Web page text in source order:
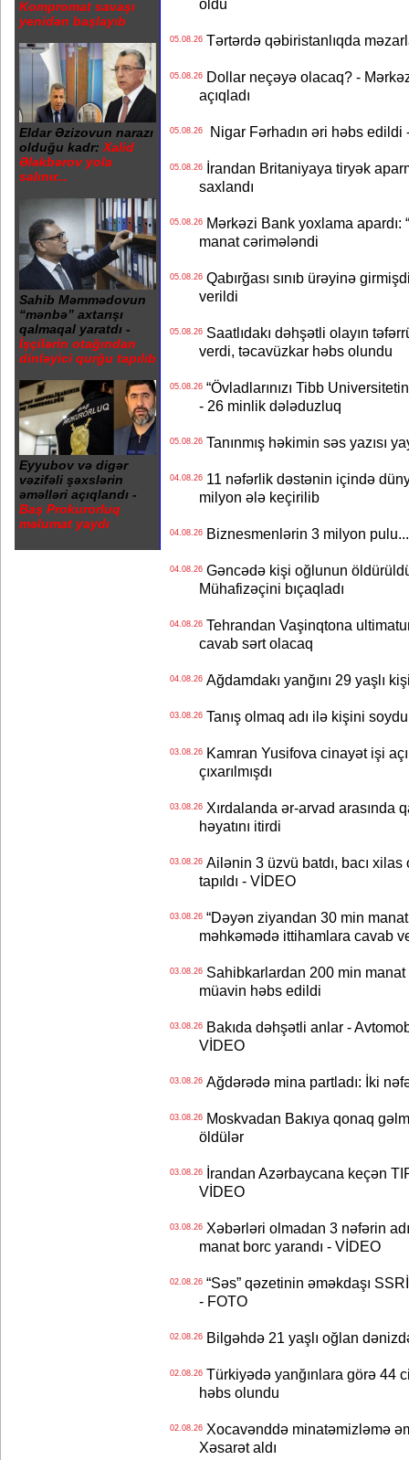
Kompromat savaşı
yenidən başlayıb
Eldar Əzizovun narazı
olduğu kadr: Xalid
Ələkbərov yola
salınır...
Sahib Məmmədovun
“mənbə” axtarışı
qalmaqal yaratdı -
İşçilərin otağından
dinləyici qurğu tapılıb
Eyyubov və digər
vəzifəli şəxslərin
əməlləri açıqlandı -
Baş Prokurorluq
məlumat yaydı
öldü
05.08.26Tərtərdə qəbiristanlıqda
05.08.26Dollar neçəyə olacaq? -
açıqladı
05.08.26Nigar Fərhadın əri həbs edildi
05.08.26İrandan Britaniyaya tiryək
saxlandı
05.08.26Mərkəzi Bank yoxlama apardı:
manat cərimələndi
05.08.26Qabırğası sınıb ürəyinə
verildi
05.08.26Saatlıdakı dəhşətli olayın
verdi, təcavüzkar həbs olundu
05.08.26“Övladlarınızı Tibb
- 26 minlik dələduzluq
05.08.26Tanınmış həkimin səs yazısı
04.08.2611 nəfərlik dəstənin içində
milyon ələ keçirilib
04.08.26Biznesmenlərin 3 milyon
04.08.26Gəncədə kişi oğlunun
Mühafizəçini bıçaqladı
04.08.26Tehrandan Vaşinqtona
cavab sərt olacaq
04.08.26Ağdamdakı yanğını 29 yaşlı
03.08.26Tanış olmaq adı ilə kişini
03.08.26Kamran Yusifova cinayət işi
çıxarılmışdı
03.08.26Xırdalanda ər-arvad arasında
həyatını itirdi
03.08.26Ailənin 3 üzvü batdı, bacı xilas
tapıldı - VİDEO
03.08.26“Dəyən ziyandan 30 min
məhkəmədə ittihamlara cavab
03.08.26Sahibkarlardan 200 min manat
müavin həbs edildi
03.08.26Bakıda dəhşətli anlar -
VİDEO
03.08.26Ağdərədə mina partladı: İki
03.08.26Moskvadan Bakıya qonaq
öldülər
03.08.26İrandan Azərbaycana keçən
VİDEO
03.08.26Xəbərləri olmadan 3 nəfərin
manat borc yarandı - VİDEO
02.08.26“Səs” qəzetinin əməkdaşı
- FOTO
02.08.26Bilgəhdə 21 yaşlı oğlan
02.08.26Türkiyədə yanğınlara görə 44
həbs olundu
02.08.26Xocavənddə minatəmizləmə
Xəsarət aldı